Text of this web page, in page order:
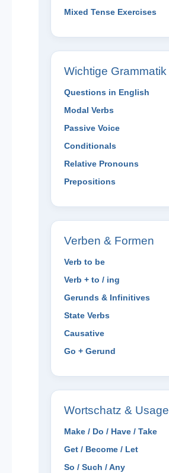
Mixed Tense Exercises
Wichtige Grammatik
Questions in English
Modal Verbs
Passive Voice
Conditionals
Relative Pronouns
Prepositions
Verben & Formen
Verb to be
Verb + to / ing
Gerunds & Infinitives
State Verbs
Causative
Go + Gerund
Wortschatz & Usage
Make / Do / Have / Take
Get / Become / Let
So / Such / Any